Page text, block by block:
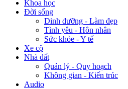
Khoa học
Đời sống
Dinh dưỡng - Làm đẹp
Tình yêu - Hôn nhân
Sức khỏe - Y tế
Xe cộ
Nhà đất
Quản lý - Quy hoạch
Không gian - Kiến trúc
Audio